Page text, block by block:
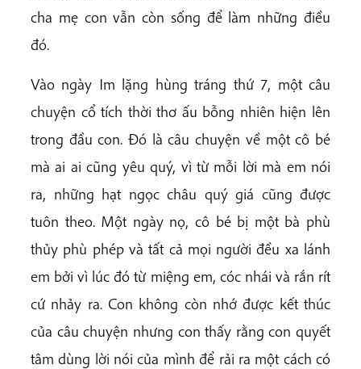
cha mẹ con vẫn còn sống để làm những điều
đó.
Vào ngày Im lặng hùng tráng thứ 7, một câu
chuyện cổ tích thời thơ ấu bỗng nhiên hiện lên
trong đầu con. Đó là câu chuyện về một cô bé
mà ai ai cũng yêu quý, vì từ mỗi lời mà em nói
ra, những hạt ngọc châu quý giá cũng được
tuôn theo. Một ngày nọ, cô bé bị một bà phù
thủy phù phép và tất cả mọi người đều xa lánh
em bởi vì lúc đó từ miệng em, cóc nhái và rắn rít
cứ nhảy ra. Con không còn nhớ được kết thúc
của câu chuyện nhưng con thấy rằng con quyết
tâm dùng lời nói của mình để rải ra một cách có